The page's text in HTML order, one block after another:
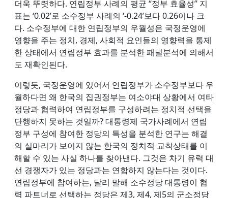
더욱 뚜렷하다. 연립정부 사례의 평균 “정부 효율성” 지
표는 ‘0.02’로 소수정부 사례의 ‘-0.24’보다 0.26이나 크
다. 소수정부에 대한 연립정부의 우월성은 국정운영에
영향을 주는 정치, 경제, 사회적 요인들의 영향력을 통제
한 상태에서 연립정부 효과를 분석한 패널분석에 의해서
도 재확인된다.
이렇듯, 국정운영에 있어서 연립정부가 소수정부보다 우
월하다면 왜 한국의 집권정부는 여소야대 상황에서 여타
정당과 협력하여 연립정부를 구성하려는 정치적 선택을
단행하지 못하는 것일까? 대통령제 국가사례에서 연립
정부 구성에 참여한 정당의 특성을 분석한 연구는 해결
의 실마리가 보이지 않는 한국의 정치적 교착상태를 이
해할 수 있는 사실 하나를 찾아낸다. 그것은 차기 유력 대
선 경쟁자가 있는 정당과는 연합하지 않는다는 것이다.
연립정부에 참여하는, 달리 말해 소수정당 대통령이 협
력 파트너로 선택하는 정당은 제3, 제4, 제5의 군소정당